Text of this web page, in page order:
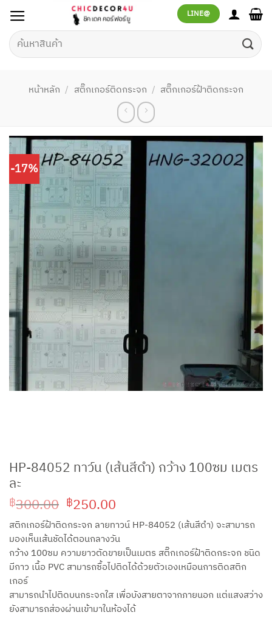
เนื้อหา
LINE@
ค้นหา:
หน้าหลัก / สติ๊กเกอร์ติดกระจก / สติ๊กเกอร์ฝ้าติดกระจก
-17%
HP-84052 ทาว์น (เส้นสีดำ) กว้าง 100ซม เมตร
ละ
฿300.00 Original
price
was:
฿300.00.
฿250.00Current
price
is:
฿250.00.
สติกเกอร์ฝ้าติดกระจก ลายทาวน์ HP-84052 (เส้นสีดำ) จะสามารถ
มองเห็นเส้นชัดได้ตอนกลางวัน
กว้าง 100ซม ความยาวตัดขายเป็นเมตร สติ๊กเกอร์ฝ้าติดกระจก ชนิด
มีกาว เนื้อ PVC สามารถซื้อไปติดได้ด้วยตัวเองเหมือนการติดสติก
เกอร์
สามารถนำไปติดบนกระจกใส เพื่อบังสายตาจากภายนอก แต่แสงสว่าง
ยังสามารถส่องผ่านเข้ามาในห้องได้